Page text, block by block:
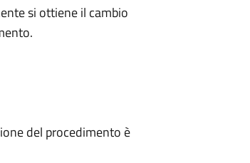
si ottiene il cambio
del procedimento è